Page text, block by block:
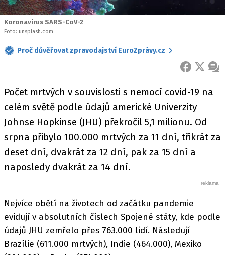
Koronavirus SARS-CoV-2
Foto: unsplash.com
Proč důvěřovat zpravodajství EuroZprávy.cz
FACEBOOK
X
Počet mrtvých v souvislosti s nemocí covid-19 na
celém světě podle údajů americké Univerzity
Johnse Hopkinse (JHU) překročil 5,1 milionu. Od
srpna přibylo 100.000 mrtvých za 11 dní, třikrát za
deset dní, dvakrát za 12 dní, pak za 15 dní a
naposledy dvakrát za 14 dní.
Nejvíce obětí na životech od začátku pandemie
evidují v absolutních číslech Spojené státy, kde podle
údajů JHU zemřelo přes 763.000 lidí. Následují
Brazílie (611.000 mrtvých), Indie (464.000), Mexiko